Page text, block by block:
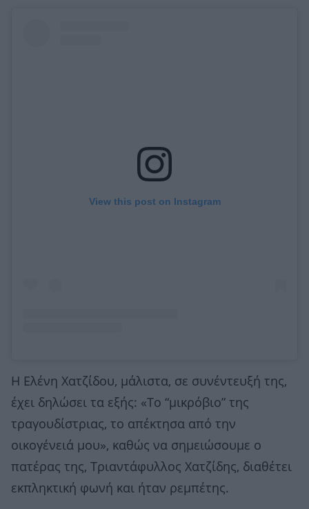
View this post on Instagram
Η Ελένη Χατζίδου, μάλιστα, σε συνέντευξή της,
έχει δηλώσει τα εξής: «Το “μικρόβιο” της
τραγουδίστριας, το απέκτησα από την
οικογένειά μου», καθώς να σημειώσουμε ο
πατέρας της, Τριαντάφυλλος Χατζίδης, διαθέτει
εκπληκτική φωνή και ήταν ρεμπέτης.